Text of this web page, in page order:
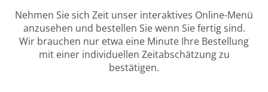
Nehmen Sie sich Zeit unser interaktives Online-Menü
anzusehen und bestellen Sie wenn Sie fertig sind.
Wir brauchen nur etwa eine Minute Ihre Bestellung
mit einer individuellen Zeitabschätzung zu
bestätigen.